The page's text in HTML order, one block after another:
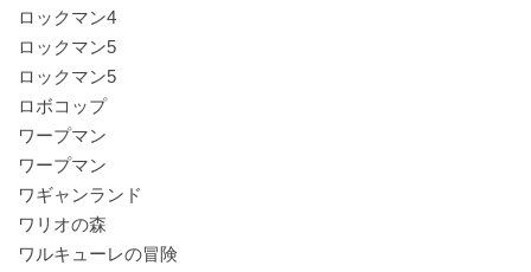
ロックマン4
ロックマン5
ロックマン5
ロボコップ
ワープマン
ワープマン
ワギャンランド
ワリオの森
ワルキューレの冒険